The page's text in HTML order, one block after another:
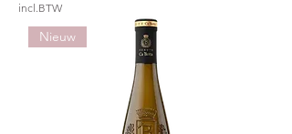
incl.BTW
Nieuw